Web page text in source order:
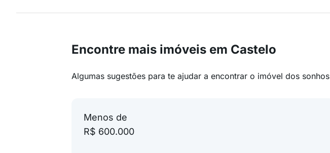
Encontre mais imóveis em Castelo
Algumas sugestões para te ajudar a encontrar o imóvel dos sonhos
Menos de
R$ 600.000